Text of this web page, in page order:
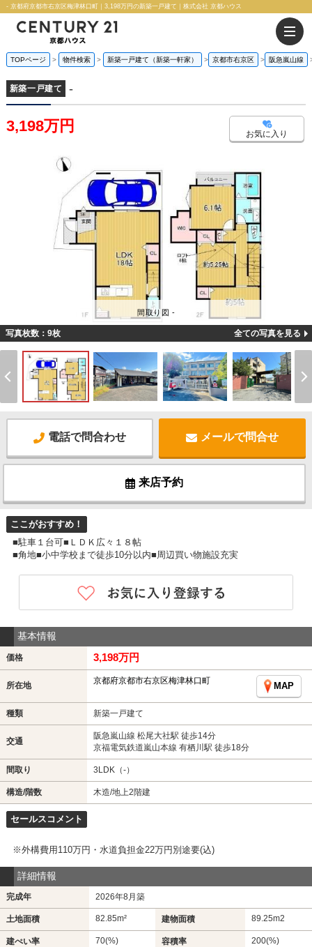
- 京都府京都市右京区梅津林口町｜3,198万円の新築一戸建て｜株式会社 京都ハウス
TOPページ 物件検索 新築一戸建て（新築一軒家） 京都市右京区 阪急嵐山線
新築一戸建て -
3,198万円 お気に入り
間取り図 -
写真枚数：9枚 全ての写真を見る
電話で問合わせ メールで問合せ
来店予約
ここがおすすめ！
■駐車１台可■ＬＤＫ広々１８帖
■角地■小中学校まで徒歩10分以内■周辺買い物施設充実
基本情報
価格 3,198万円
所在地 京都府京都市右京区梅津林口町
MAP
種類 新築一戸建て
交通
阪急嵐山線 松尾大社駅 徒歩14分
京福電気鉄道嵐山本線 有栖川駅 徒歩18分
間取り 3LDK（-）
構造/階数 木造/地上2階建
セールスコメント
※外構費用110万円・水道負担金22万円別途要(込)
詳細情報
完成年 2026年8月築
土地面積 82.85m² 建物面積 89.25m2
建ぺい率 70(%) 容積率 200(%)